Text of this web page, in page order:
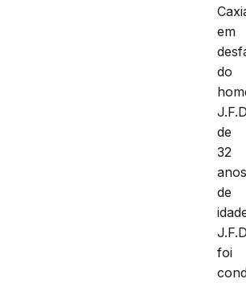
em
do
de
32
de
foi